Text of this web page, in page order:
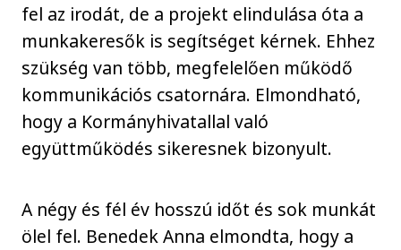
fel az irodát, de a projekt elindulása óta a
munkakeresők is segítséget kérnek. Ehhez
szükség van több, megfelelően működő
kommunikációs csatornára. Elmondható,
hogy a Kormányhivatallal való
együttműködés sikeresnek bizonyult.
A négy és fél év hosszú időt és sok munkát
ölel fel. Benedek Anna elmondta, hogy a